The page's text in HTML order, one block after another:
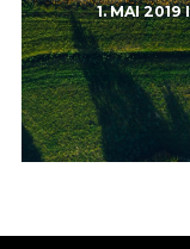
1. MAI 2019